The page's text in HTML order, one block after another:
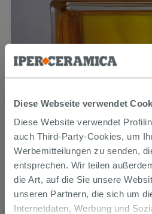
Diese Webseite verwendet
Diese Website verwendet
auch Third-Party-Cookies, um
Werbemitteilungen zu senden,
entsprechen. Wir teilen
die Art, auf die Sie unsere
unseren Partnern, die sich um
Internetdaten, Werbung und
Glasbaustein In-Colored Yellow